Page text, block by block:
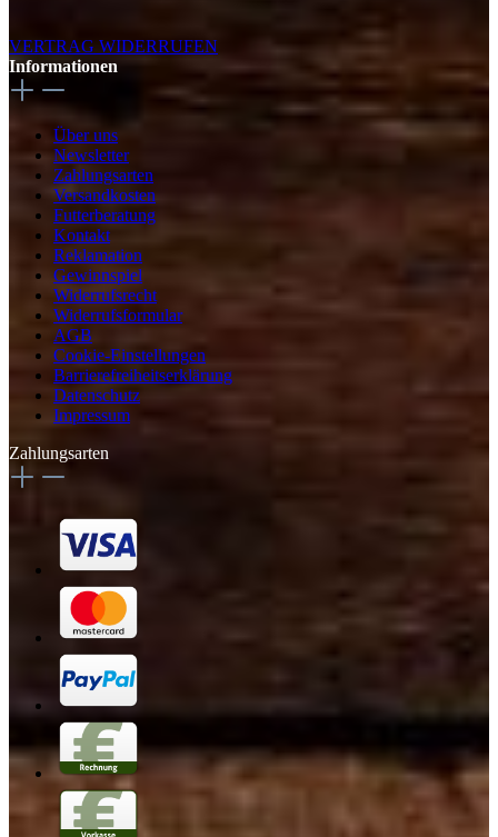
VERTRAG WIDERRUFEN
Informationen
Über uns
Newsletter
Zahlungsarten
Versandkosten
Futterberatung
Kontakt
Reklamation
Gewinnspiel
Widerrufsrecht
Widerrufsformular
AGB
Cookie-Einstellungen
Barrierefreiheitserklärung
Datenschutz
Impressum
Zahlungsarten